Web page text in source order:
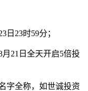
日23时59分；
21日全天开启5倍投
字全称，如世诚投资